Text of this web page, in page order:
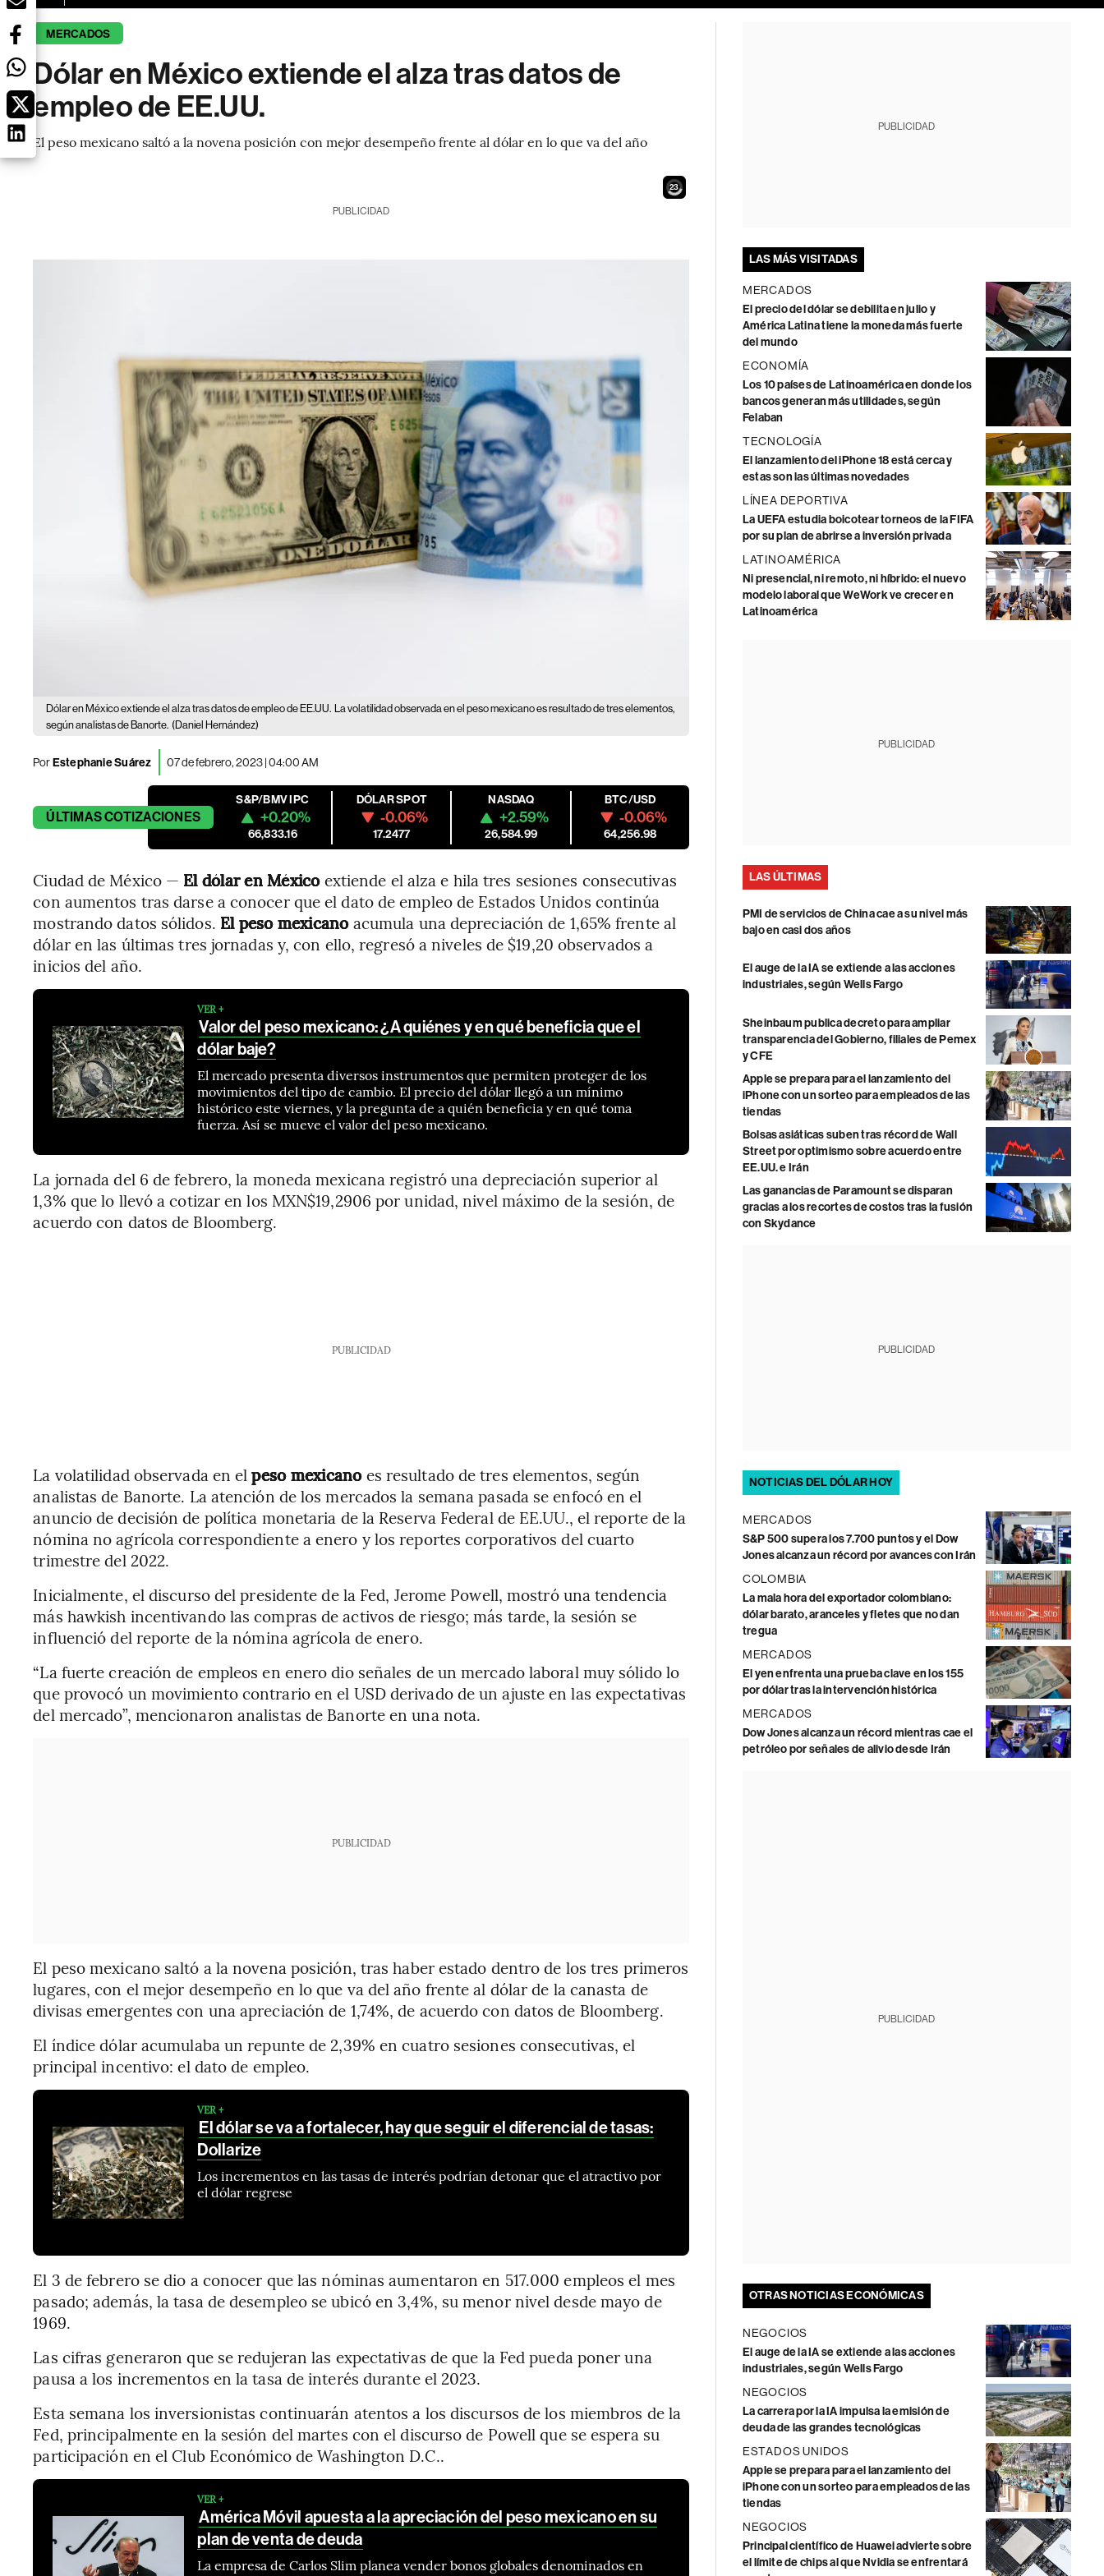
MERCADOS
Dólar en México extiende el alza tras datos de
empleo de EE.UU.
El peso mexicano saltó a la novena posición con mejor desempeño frente al dólar en lo que va del año
21
PUBLICIDAD
Dólar en México extiende el alza tras datos de empleo de EE.UU. La volatilidad observada en el peso mexicano es resultado de tres elementos,
según analistas de Banorte. (Daniel Hernández)
PorEstephanie Suárez 07 de febrero, 2023 | 04:00 AM
ÚLTIMASCOTIZACIONES
S&P/BMV IPC
+0.20%
66,833.16
DÓLAR SPOT
-0.06%
17.2477
NASDAQ
+2.59%
26,584.99
BTC/USD
-0.06%
64,256.98
Ciudad de México — El dólar en Méxicoextiende el alza e hila tres sesiones consecutivas
con aumentos tras darse a conocer que el dato de empleo de Estados Unidos continúa
mostrando datos sólidos. El peso mexicanoacumula una depreciación de 1,65% frente al
dólar en las últimas tres jornadas y, con ello, regresó a niveles de $19,20 observados a
inicios del año.
VER +
Valor del peso mexicano: ¿A quiénes y en qué beneficia que el
dólar baje?
El mercado presenta diversos instrumentos que permiten proteger de los
movimientos del tipo de cambio. El precio del dólar llegó a un mínimo
histórico este viernes, y la pregunta de a quién beneficia y en qué toma
fuerza. Así se mueve el valor del peso mexicano.
La jornada del 6 de febrero, la moneda mexicana registró una depreciación superior al
1,3% que lo llevó a cotizar en los MXN$19,2906 por unidad, nivel máximo de la sesión, de
acuerdo con datos de Bloomberg.
PUBLICIDAD
La volatilidad observada en elpeso mexicanoes resultado de tres elementos, según
analistas de Banorte. La atención de los mercados la semana pasada se enfocó en el
anuncio de decisión de política monetaria de la Reserva Federal de EE.UU., el reporte de la
nómina no agrícola correspondiente a enero y los reportes corporativos del cuarto
trimestre del 2022.
Inicialmente, el discurso del presidente de la Fed, Jerome Powell, mostró una tendencia
más hawkish incentivando las compras de activos de riesgo; más tarde, la sesión se
influenció del reporte de la nómina agrícola de enero.
“La fuerte creación de empleos en enero dio señales de un mercado laboral muy sólido lo
que provocó un movimiento contrario en el USD derivado de un ajuste en las expectativas
del mercado”, mencionaron analistas de Banorte en una nota.
PUBLICIDAD
El peso mexicano saltó a la novena posición, tras haber estado dentro de los tres primeros
lugares, con el mejor desempeño en lo que va del año frente al dólar de la canasta de
divisas emergentes con una apreciación de 1,74%, de acuerdo con datos de Bloomberg.
El índice dólar acumulaba un repunte de 2,39% en cuatro sesiones consecutivas, el
principal incentivo: el dato de empleo.
VER +
El dólar se va a fortalecer, hay que seguir el diferencial de tasas:
Dollarize
Los incrementos en las tasas de interés podrían detonar que el atractivo por
el dólar regrese
El 3 de febrero se dio a conocer que las nóminas aumentaron en 517.000 empleos el mes
pasado; además, la tasa de desempleo se ubicó en 3,4%, su menor nivel desde mayo de
1969.
Las cifras generaron que se redujeran las expectativas de que la Fed pueda poner una
pausa a los incrementos en la tasa de interés durante el 2023.
Esta semana los inversionistas continuarán atentos a los discursos de los miembros de la
Fed, principalmente en la sesión del martes con el discurso de Powell que se espera su
participación en el Club Económico de Washington D.C..
VER +
América Móvil apuesta a la apreciación del peso mexicano en su
plan de venta de deuda
La empresa de Carlos Slim planea vender bonos globales denominados en
PUBLICIDAD
LAS MÁS VISITADAS
MERCADOS
El precio del dólar se debilita en julio y
América Latina tiene la moneda más fuerte
del mundo
ECONOMÍA
Los 10 países de Latinoamérica en donde los
bancos generan más utilidades, según
Felaban
TECNOLOGÍA
El lanzamiento del iPhone 18 está cerca y
estas son las últimas novedades
LÍNEA DEPORTIVA
La UEFA estudia boicotear torneos de la FIFA
por su plan de abrirse a inversión privada
LATINOAMÉRICA
Ni presencial, ni remoto, ni híbrido: el nuevo
modelo laboral que WeWork ve crecer en
Latinoamérica
PUBLICIDAD
LAS ÚLTIMAS
PMI de servicios de China cae a su nivel más
bajo en casi dos años
El auge de la IA se extiende a las acciones
industriales, según Wells Fargo
Sheinbaum publica decreto para ampliar
transparencia del Gobierno, filiales de Pemex
y CFE
Apple se prepara para el lanzamiento del
iPhone con un sorteo para empleados de las
tiendas
Bolsas asiáticas suben tras récord de Wall
Street por optimismo sobre acuerdo entre
EE.UU. e Irán
Las ganancias de Paramount se disparan
gracias a los recortes de costos tras la fusión
con Skydance
PUBLICIDAD
NOTICIAS DEL DÓLAR HOY
MERCADOS
S&P 500 supera los 7.700 puntos y el Dow
Jones alcanza un récord por avances con Irán
COLOMBIA
La mala hora del exportador colombiano:
dólar barato, aranceles y fletes que no dan
tregua
MERCADOS
El yen enfrenta una prueba clave en los 155
por dólar tras la intervención histórica
MERCADOS
Dow Jones alcanza un récord mientras cae el
petróleo por señales de alivio desde Irán
PUBLICIDAD
OTRAS NOTICIAS ECONÓMICAS
NEGOCIOS
El auge de la IA se extiende a las acciones
industriales, según Wells Fargo
NEGOCIOS
La carrera por la IA impulsa la emisión de
deuda de las grandes tecnológicas
ESTADOS UNIDOS
Apple se prepara para el lanzamiento del
iPhone con un sorteo para empleados de las
tiendas
NEGOCIOS
Principal científico de Huawei advierte sobre
el límite de chips al que Nvidia se enfrentará